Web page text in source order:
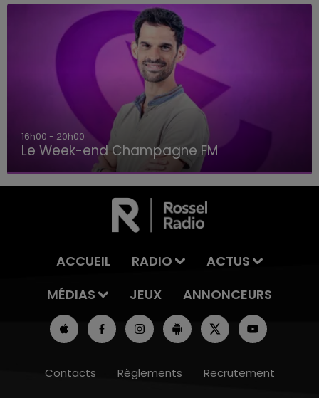
16h00 - 20h00
Le Week-end Champagne FM
ACCUEIL RADIO
ACTUS
MÉDIAS
JEUX ANNONCEURS
Contacts Règlements
Recrutement